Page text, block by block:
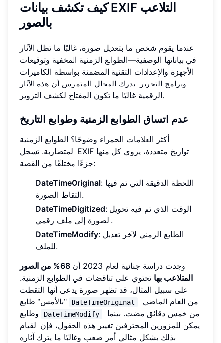
كيف تكشف بيانات EXIF التلاعب
بالصور
عندما يقوم شخص ما بتعديل صورة، غالبًا ما تظل الآثار
في بياناتها الوصفية—الطوابع الزمنية المخفية وتوقيعات
الأجهزة والإعدادات التقنية المضمنة بواسطة الكاميرات
وبرامج التحرير. يدرك المحلل المتمرس أن هذه الآثار
الرقمية غالبًا ما تكون المفتاح لكشف التزوير.
عدم اتساق الطوابع الزمنية وطوابع التاريخ
أكثر العلامات الحمراء وضوحًا؟ الطوابع الزمنية
المتضاربة. تسجل EXIF تواريخ متعددة، يروي كل منها
جزءًا مختلفًا من القصة:
DateTimeOriginal: اللحظة الدقيقة التي تم فيها
التقاط الصورة.
DateTimeDigitized: الوقت الذي تم فيه تحويل
الصورة إلى ملف رقمي.
DateTimeModify: الطابع الزمني لآخر تعديل
للملف.
وجدت دراسة جنائية لعام 2023 أن
68% من الصور
المتلاعب بها تحتوي على تناقضات في الطوابع الزمنية.
على سبيل المثال، قد تظهر صورة يدعى أنها التقطت
DateTimeOriginal
DateTimeModify
يمكن للمزورين المحترفين تغيير هذه الحقول، فإن القيام
بذلك بشكل مثالي أمر صعب وغالبًا ما يترك آثاره